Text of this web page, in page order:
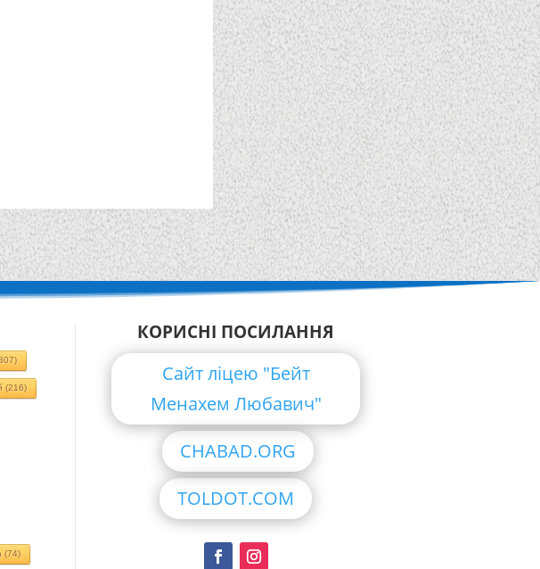
(216)
(74)
КОРИСНІ ПОСИЛАННЯ
Сайт ліцею "Бейт
Менахем Любавич"
CHABAD.ORG
TOLDOT.COM